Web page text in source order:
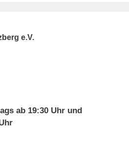
e.V.
ab 19:30 Uhr und